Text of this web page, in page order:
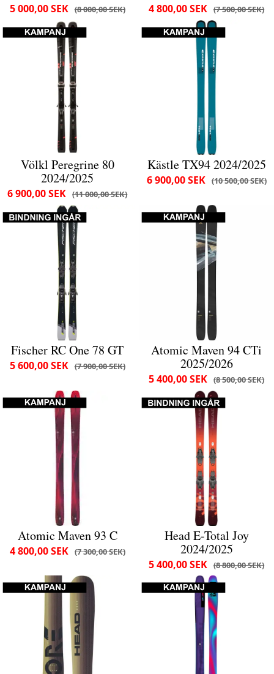
8 000,00 SEK
5 000,00 SEK 7 500,00 SEK
4 800,00 SEK
Völkl Peregrine 80
2024/2025
11 000,00 SEK
6 900,00 SEK
Kästle TX94 2024/2025
10 500,00 SEK
6 900,00 SEK
Fischer RC One 78 GT
7 900,00 SEK
5 600,00 SEK
Atomic Maven 94 CTi
2025/2026
8 500,00 SEK
5 400,00 SEK
Atomic Maven 93 C
7 300,00 SEK
4 800,00 SEK
Head E-Total Joy
2024/2025
8 800,00 SEK
5 400,00 SEK